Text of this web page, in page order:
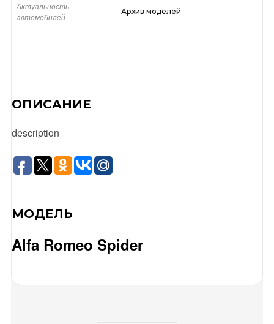
Актуальность
автомобилей
Архив моделей
ОПИСАНИЕ
description
МОДЕЛЬ
Alfa Romeo Spider